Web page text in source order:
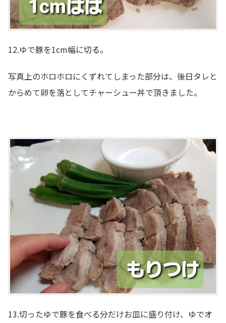
12.ゆで豚を1cm幅に切る。
写真上のホロホロにくずれてしまった部分は、後日タレと
からめて卵を落としてチャーシュー丼で頂きました。
13.切ったゆで豚を食べる分だけお皿に盛り付け、ゆでオ